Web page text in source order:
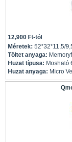
12,900 Ft-tól
Méretek: 52*32*11,5/
Töltet anyaga:
Huzat típusa: Mosható
Huzat anyaga: Micro